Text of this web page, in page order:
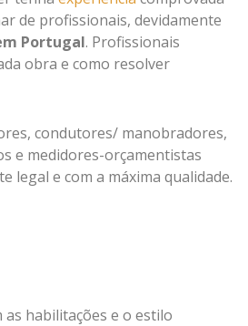
de profissionais, devidamente
Portugal. Profissionais
obra e como resolver
condutores/ manobradores,
e medidores-orçamentistas
legal e com a máxima qualidade.
habilitações e o estilo